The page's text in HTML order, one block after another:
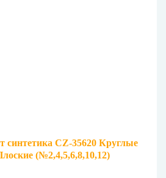
синтетика CZ-35620 Круглые
(№2,4,5,6,8,10,12)